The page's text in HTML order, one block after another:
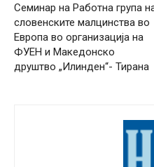
Семинар на Работна група
словенските малцинства во
Европа во организација на
ФУЕН и Македонско
друштво „Илинден“- Тирана